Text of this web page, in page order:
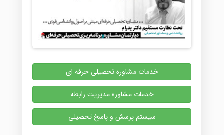
خدمات مشاوره تحصیلی حرفه ای
خدمات مشاوره مدیریت رابطه
سیستم پرسش و پاسخ تحصیلی